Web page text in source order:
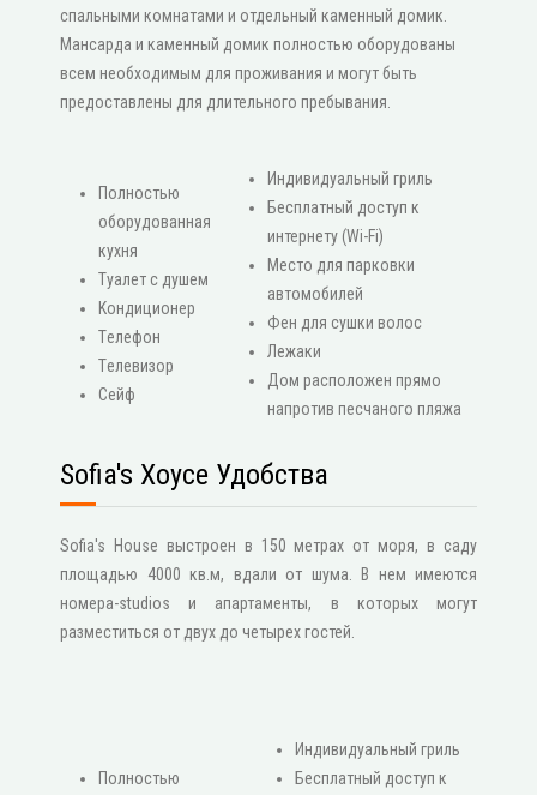
спальными комнатами и отдельный каменный домик.
Мансарда и каменный домик полностью оборудованы
всем необходимым для проживания и могут быть
предоставлены для длительного пребывания.
Πолностью
оборудованная
кухня
Туалет с душем
Κондиционер
Τелефон
Τелевизор
Сейф
Индивидуальный гриль
Бесплатный доступ к
интернету (Wi-Fi)
Место для парковки
автомобилей
Фен для сушки волос
Лежаки
Дом расположен прямо
напротив песчаного пляжа
Sofia's Хоусе Удобства
Sofia's House выстроен в 150 метрах от моря, в саду
площадью 4000 кв.м, вдали от шума. В нем имеются
номера-studios и апартаменты, в которых могут
разместиться от двух до четырех гостей.
Πолностью
Индивидуальный гриль
Бесплатный доступ к